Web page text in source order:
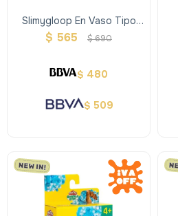
Slimygloop En Vaso Tipo
Termico Colores Surtidos
$ 565 $690
$ 480
$ 509